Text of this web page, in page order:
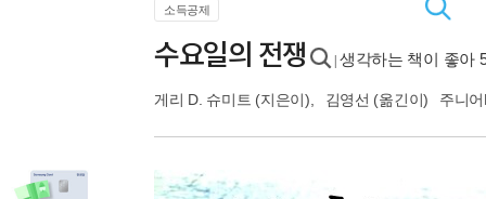
소득공제
수요일의 전쟁 생각하는 책이 좋아
게리 D. 슈미트 (지은이), 김영선 (옮긴이) 주니